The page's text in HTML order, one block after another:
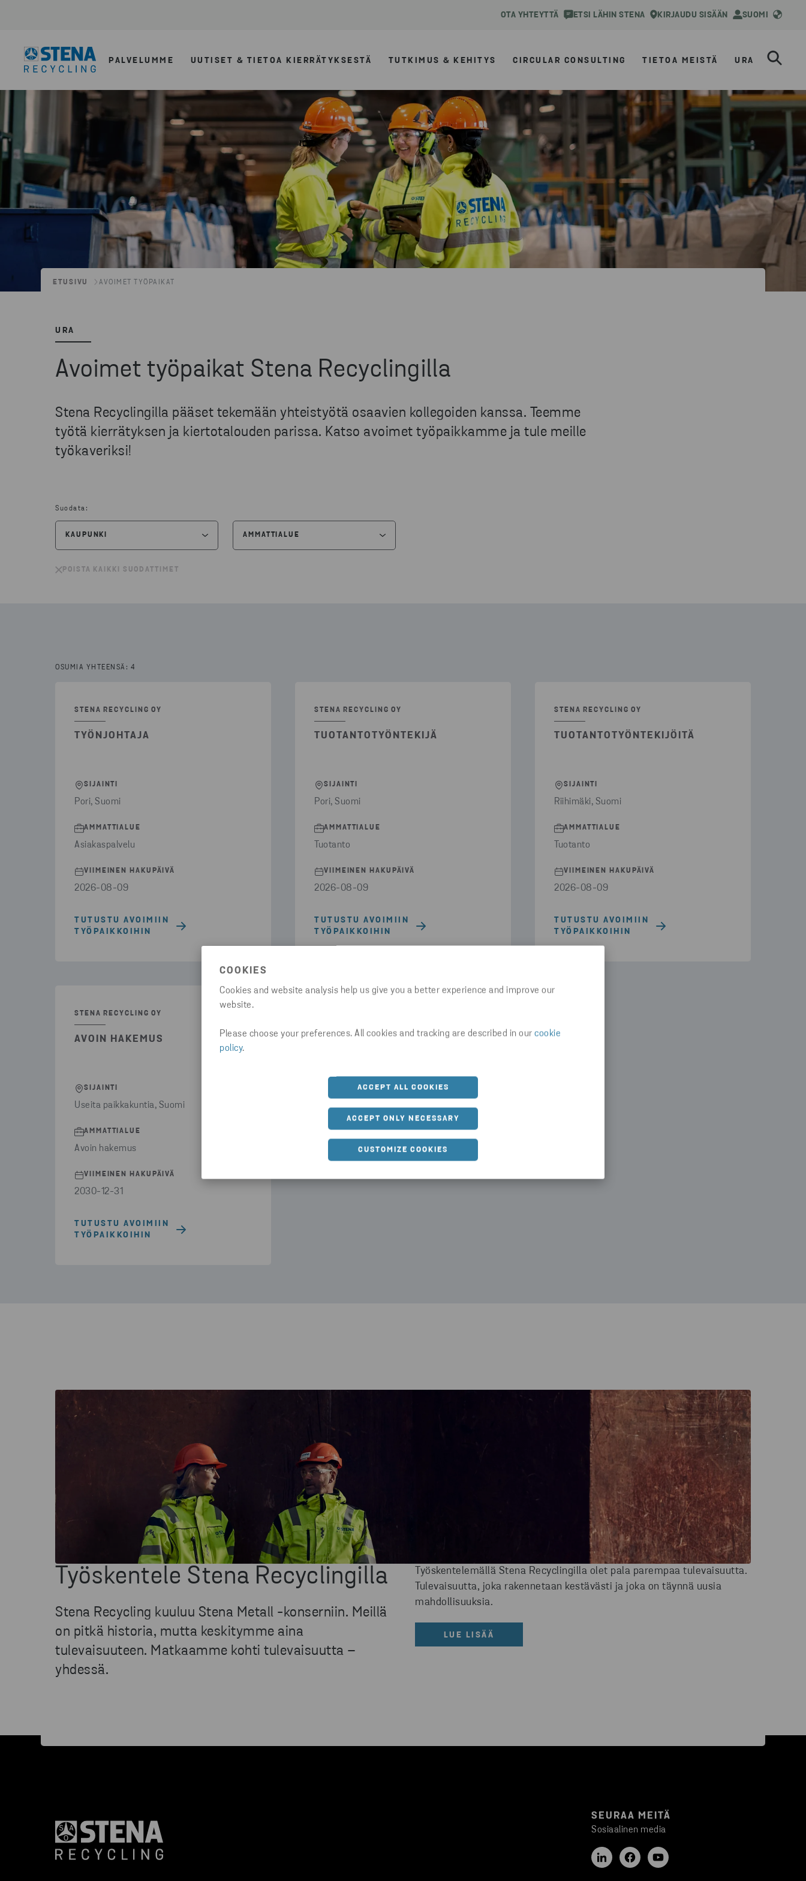
COOKIES
Cookies and website analysis help us give you a better experience and improve our
website.
Please choose your preferences. All cookies and tracking are described in our cookie
policy.
ACCEPT ALL COOKIES
ACCEPT ONLY NECESSARY
CUSTOMIZE COOKIES
OTA YHTEYTTÄ ETSI LÄHIN STENA KIRJAUDU SISÄÄN SUOMI
PALVELUMME UUTISET & TIETOA KIERRÄTYKSESTÄ TUTKIMUS & KEHITYS CIRCULAR CONSULTING TIETOA MEISTÄ URA
ETUSIVU AVOIMET TYÖPAIKAT
URA
Avoimet työpaikat Stena Recyclingilla
Stena Recyclingilla pääset tekemään yhteistyötä osaavien kollegoiden kanssa. Teemme
työtä kierrätyksen ja kiertotalouden parissa. Katso avoimet työpaikkamme ja tule meille
työkaveriksi!
Suodata:
KAUPUNKI
POISTA KAIKKI SUODATTIMET
AMMATTIALUE
POISTA KAIKKI SUODATTIMET
OSUMIA YHTEENSÄ: 4
STENA RECYCLING OY
TYÖNJOHTAJA
SIJAINTI
Pori, Suomi
AMMATTIALUE
Asiakaspalvelu
VIIMEINEN HAKUPÄIVÄ
2026-08-09
TUTUSTU AVOIMIIN
TYÖPAIKKOIHIN
STENA RECYCLING OY
TUOTANTOTYÖNTEKIJÄ
SIJAINTI
Pori, Suomi
AMMATTIALUE
Tuotanto
VIIMEINEN HAKUPÄIVÄ
2026-08-09
TUTUSTU AVOIMIIN
TYÖPAIKKOIHIN
STENA RECYCLING OY
TUOTANTOTYÖNTEKIJÖITÄ
SIJAINTI
Riihimäki, Suomi
AMMATTIALUE
Tuotanto
VIIMEINEN HAKUPÄIVÄ
2026-08-09
TUTUSTU AVOIMIIN
TYÖPAIKKOIHIN
STENA RECYCLING OY
AVOIN HAKEMUS
SIJAINTI
Useita paikkakuntia, Suomi
AMMATTIALUE
Avoin hakemus
VIIMEINEN HAKUPÄIVÄ
2030-12-31
TUTUSTU AVOIMIIN
TYÖPAIKKOIHIN
Työskentele Stena Recyclingilla
Stena Recycling kuuluu Stena Metall -konserniin. Meillä
on pitkä historia, mutta keskitymme aina
tulevaisuuteen. Matkaamme kohti tulevaisuutta –
yhdessä.
Työskentelemällä Stena Recyclingilla olet pala parempaa tulevaisuutta.
Tulevaisuutta, joka rakennetaan kestävästi ja joka on täynnä uusia
mahdollisuuksia.
LUE LISÄÄ
SEURAA MEITÄ
Sosiaalinen media